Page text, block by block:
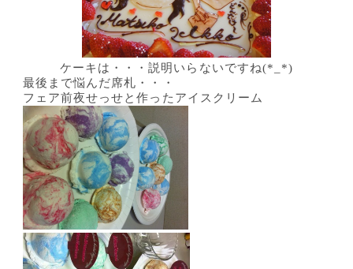
ケーキは・・・説明いらないですね(*_*)
最後まで悩んだ席札・・・
フェア前夜せっせと作ったアイスクリーム